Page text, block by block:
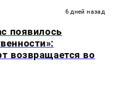
6 дней назад
появилось
возвращается во